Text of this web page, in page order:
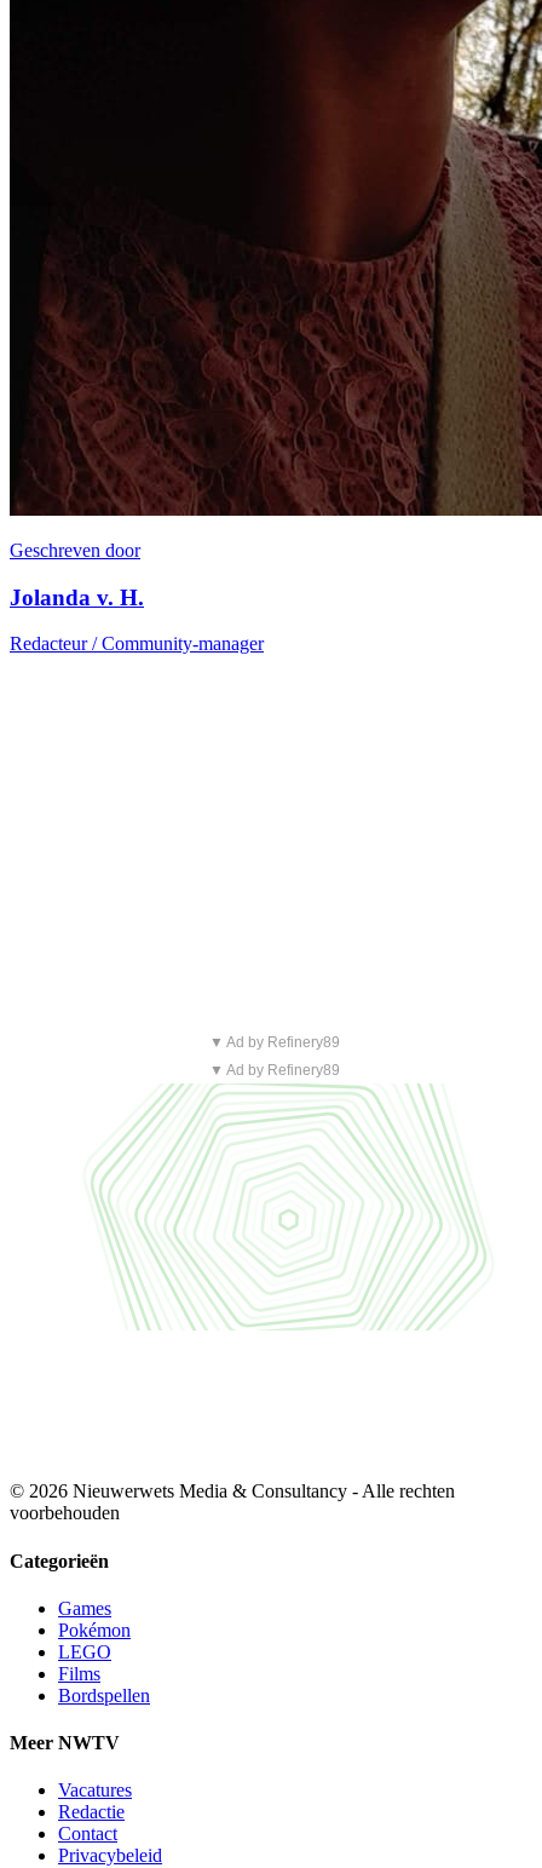
Geschreven door
Jolanda v. H.
Redacteur / Community-manager
▼ Ad by Refinery89
▼ Ad by Refinery89
© 2026 Nieuwerwets Media & Consultancy - Alle rechten
voorbehouden
Categorieën
Games
Pokémon
LEGO
Films
Bordspellen
Meer NWTV
Vacatures
Redactie
Contact
Privacybeleid